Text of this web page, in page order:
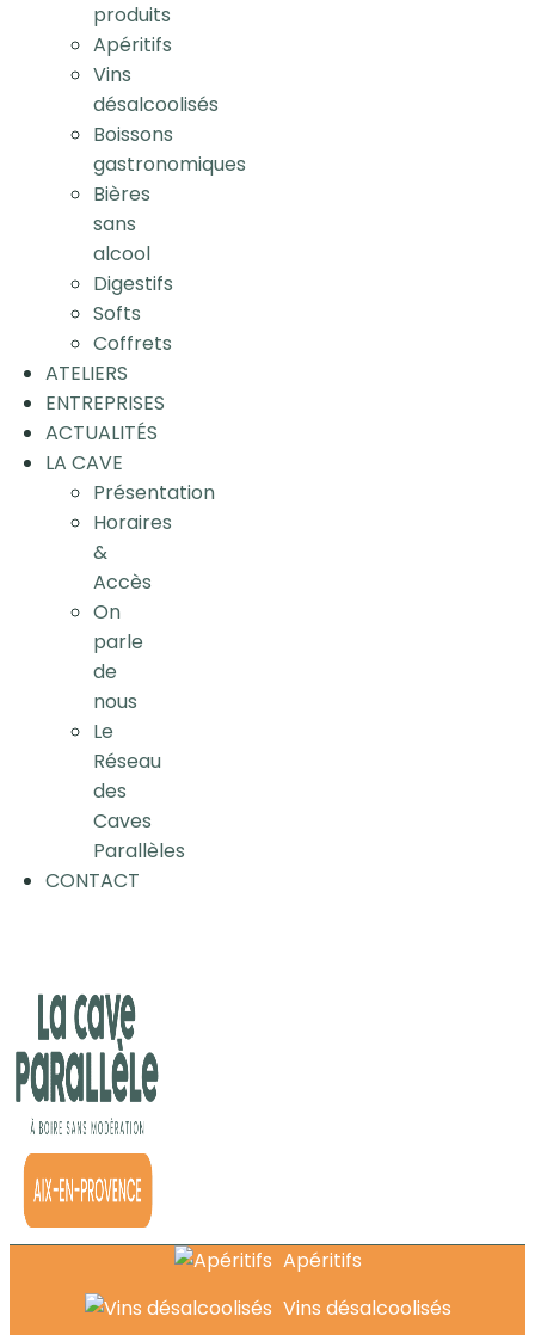
produits
Apéritifs
Vins
désalcoolisés
Boissons
gastronomiques
Bières
sans
alcool
Digestifs
Softs
Coffrets
ATELIERS
ENTREPRISES
ACTUALITÉS
LA CAVE
Présentation
Horaires
&
Accès
On
parle
de
nous
Le
Réseau
des
Caves
Parallèles
CONTACT
Apéritifs
Vins désalcoolisés